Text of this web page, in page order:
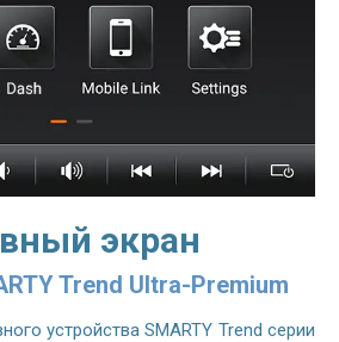
экран
Trend Ultra-Premium
устройства SMARTY Trend серии